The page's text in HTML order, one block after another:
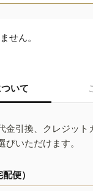
せん。
いて
金引換、クレジット
びいただけます。
便）